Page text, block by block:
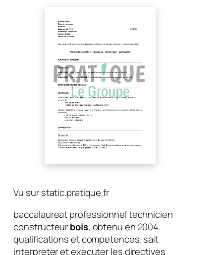
Vu sur static.pratique.fr
baccalaureat professionnel technicien
constructeurbois, obtenu en 2004.
qualifications et competences. sait
interpreter et executer les directives